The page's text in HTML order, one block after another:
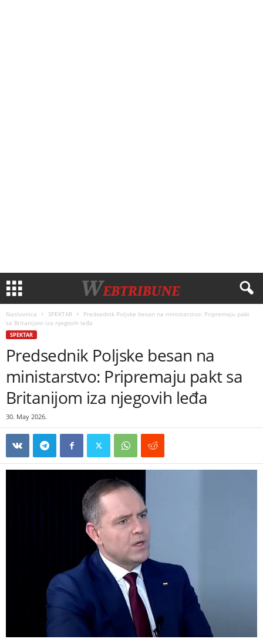
Naslovnica SPEKTAR
Predsednik Poljske besan na ministarstvo: Pripremaju pakt
sa Britanijom iza njegovih leđa
SPEKTAR
Predsednik Poljske besan na
ministarstvo: Pripremaju pakt sa
Britanijom iza njegovih leđa
30. May 2026.